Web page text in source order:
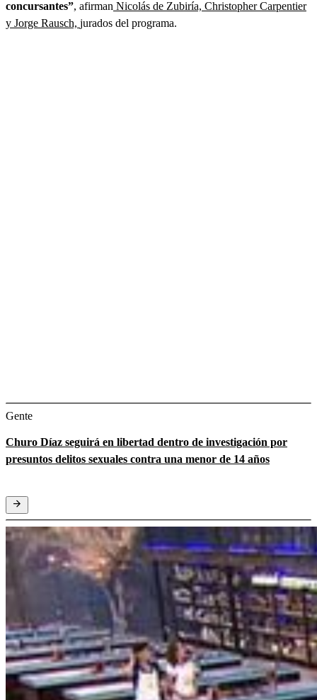
concursantes”, afirman Nicolás de Zubiría, Christopher Carpentier
y Jorge Rausch, jurados del programa.
Gente
Churo Díaz seguirá en libertad dentro de investigación por
presuntos delitos sexuales contra una menor de 14 años